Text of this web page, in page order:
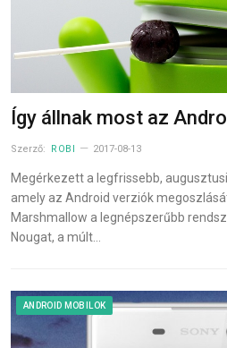
Így állnak most az
Szerző: ROBI 2017-08-13
Megérkezett a legfrissebb,
amely az Android verziók
Marshmallow a legnépszerűbb
Nougat, a múlt…
ANDROID MOBILOK